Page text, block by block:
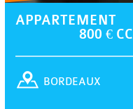
APPARTEMENT
800 € CC
BORDEAUX